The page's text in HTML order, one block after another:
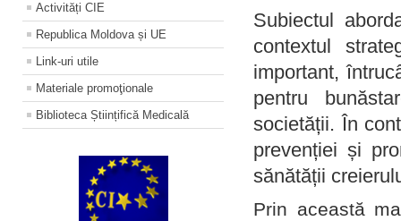
Activități CIE
Republica Moldova și UE
Link-uri utile
Materiale promoţionale
Biblioteca Științifică Medicală
Subiectul
contextul
important,
pentru
societății. În
prevenției și
sănătății
Prin această